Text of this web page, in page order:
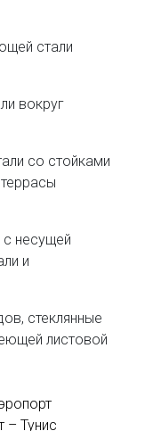
стали
вокруг
со стойками
с несущей
и
стеклянные
листовой
Тунис